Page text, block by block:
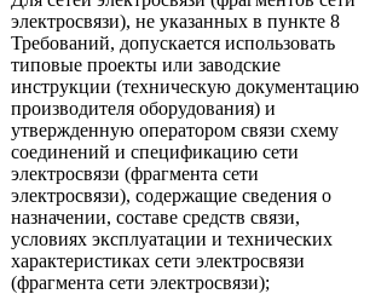
электросвязи), не указанных в пункте 8
Требований, допускается использовать
типовые проекты или заводские
инструкции (техническую документацию
производителя оборудования) и
утвержденную оператором связи схему
соединений и спецификацию сети
электросвязи (фрагмента сети
электросвязи), содержащие сведения о
назначении, составе средств связи,
условиях эксплуатации и технических
характеристиках сети электросвязи
(фрагмента сети электросвязи);